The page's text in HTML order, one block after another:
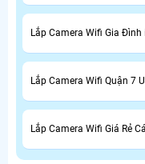
Lắp Camera Wifi Gia
Lắp Camera Wifi Quận 7
Lắp Camera Wifi Giá Rẻ